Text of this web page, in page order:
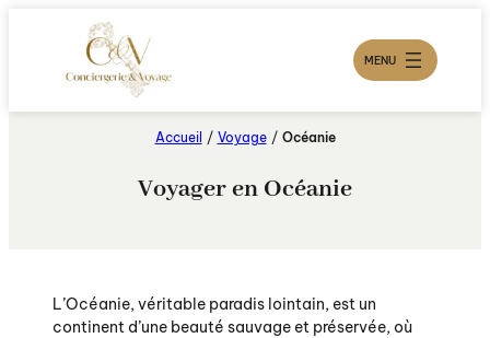
MENU
Accueil / Voyage / Océanie
Voyager en Océanie
L’Océanie, véritable paradis lointain, est un
continent d’une beauté sauvage et préservée, où